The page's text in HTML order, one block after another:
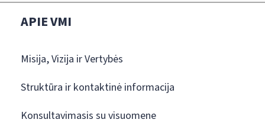
APIE VMI
Misija, Vizija ir Vertybės
Struktūra ir kontaktinė informacija
Konsultavimasis su visuomene